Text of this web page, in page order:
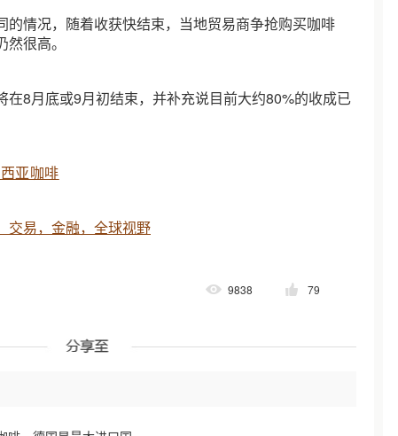
的情况，随着收获快结束，当地贸易商争抢购买咖啡
很高。
在8月底或9月初结束，并补充说目前大约80%的收成已
亚咖啡
易，金融，全球视野
9838 79